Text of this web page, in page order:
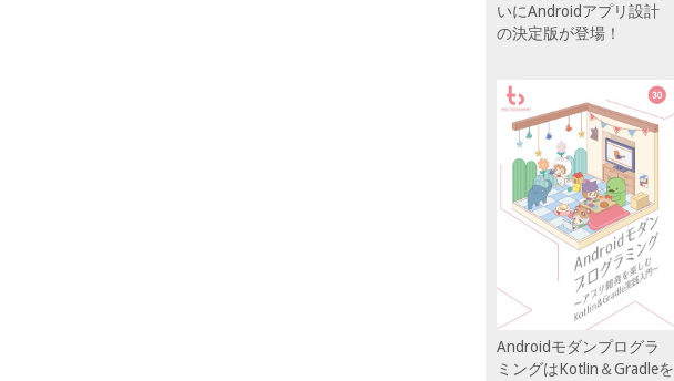
いにAndroidアプリ設計
の決定版が登場！
Androidモダンプログラ
ミングはKotlin＆Gradleを